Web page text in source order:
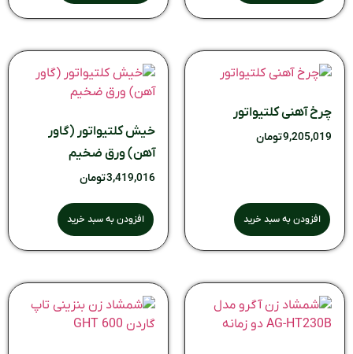
چرخ آهنی کلتیواتور
9,205,019تومان
افزودن به سبد خرید
خیش کلتیواتور (گاور
آهن) ورق ضخیم
3,419,016تومان
افزودن به سبد خرید